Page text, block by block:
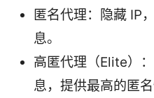
匿名代理：隐藏 IP
息。
高匿代理（Elite）
息，提供最高的匿名